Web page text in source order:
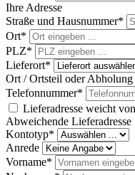
Ihre Adresse
Straße und Hausnummer*
Ort*
PLZ*
Lieferort*
Ort / Ortsteil oder Abholung
Telefonnummer*
Lieferadresse weicht
Abweichende Lieferadresse
Kontotyp*
Anrede
Vorname*